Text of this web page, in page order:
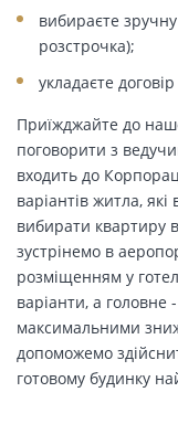
вибираєте
розстрочка);
укладаєте
Приїжджайте до
поговорити з
входить до
варіантів житла,
вибирати квартиру
зустрінемо в
розміщенням у
варіанти, а головне
максимальними
допоможемо
готовому будинку